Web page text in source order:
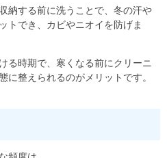
納する前に洗うことで、冬の汗や
トでき、カビやニオイを防げま
る時期で、寒くなる前にクリーニ
に整えられるのがメリットです。